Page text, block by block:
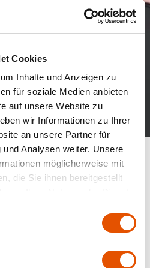
Cookies
Inhalte und Anzeigen zu
für soziale Medien anbieten
auf unsere Website zu
wir Informationen zu Ihrer
an unsere Partner für
Analysen weiter. Unsere
möglicherweise mit
die Sie ihnen bereitgestellt